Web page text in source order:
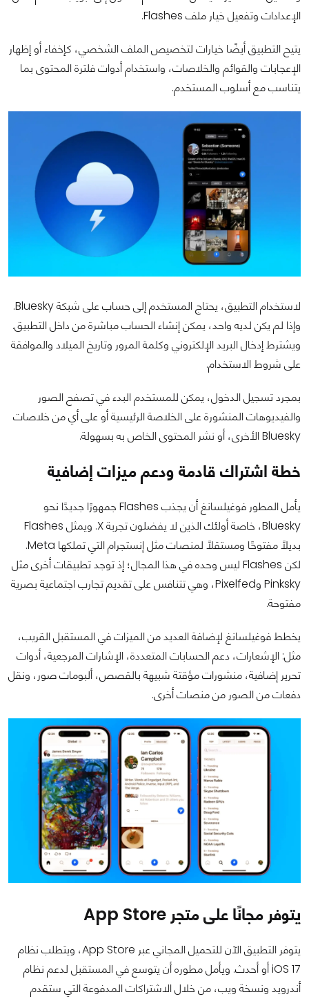
الإعدادات وتفعيل خيار ملف Flashes.
يتيح التطبيق أيضًا خيارات لتخصيص الملف الشخصي، كإخفاء أو إظهار
الإعجابات والقوائم والخلاصات، واستخدام أدوات فلترة المحتوى بما
يتناسب مع أسلوب المستخدم.
لاستخدام التطبيق، يحتاج المستخدم إلى حساب على شبكة Bluesky.
وإذا لم يكن لديه واحد، يمكن إنشاء الحساب مباشرة من داخل التطبيق.
ويشترط إدخال البريد الإلكتروني وكلمة المرور وتاريخ الميلاد والموافقة
على شروط الاستخدام.
بمجرد تسجيل الدخول، يمكن للمستخدم البدء في تصفح الصور
والفيديوهات المنشورة على الخلاصة الرئيسية أو على أي من خلاصات
Bluesky الأخرى، أو نشر المحتوى الخاص به بسهولة.
خطة اشتراك قادمة ودعم ميزات إضافية
يأمل المطور فوغيلسانغ أن يجذب Flashes جمهورًا جديدًا نحو
Bluesky، خاصة أولئك الذين لا يفضلون تجربة X. ويمثل Flashes
بديلًا مفتوحًا ومستقلًا لمنصات مثل إنستجرام التي تملكها Meta.
لكن Flashes ليس وحده في هذا المجال؛ إذ توجد تطبيقات أخرى مثل
Pinksky وPixelfed، وهي تتنافس على تقديم تجارب اجتماعية بصرية
مفتوحة.
يخطط فوغيلسانغ لإضافة العديد من الميزات في المستقبل القريب،
مثل: الإشعارات، دعم الحسابات المتعددة، الإشارات المرجعية، أدوات
تحرير إضافية، منشورات مؤقتة شبيهة بالقصص، ألبومات صور، ونقل
دفعات من الصور من منصات أخرى.
يتوفر مجانًا على متجر App Store
يتوفر التطبيق الآن للتحميل المجاني عبر App Store، ويتطلب نظام
iOS 17 أو أحدث. ويأمل مطوره أن يتوسع في المستقبل لدعم نظام
أندرويد ونسخة ويب، من خلال الاشتراكات المدفوعة التي ستقدم